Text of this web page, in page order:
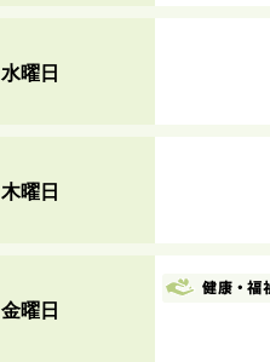
水曜日
木曜日
金曜日